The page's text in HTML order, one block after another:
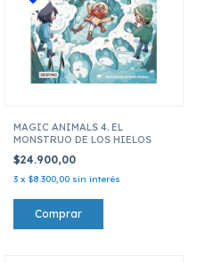
MAGIC ANIMALS 4. EL
MONSTRUO DE LOS HIELOS
$24.900,00
3 x $8.300,00 sin interés